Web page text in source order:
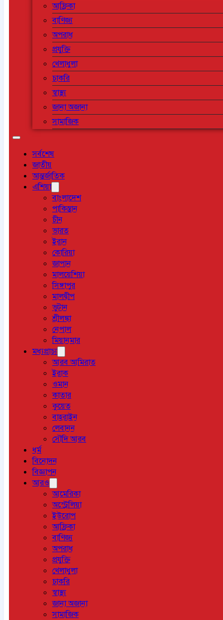
আফ্রিকা
বাণিজ্য
অপরাধ
প্রযুক্তি
খেলাধুলা
চাকরি
স্বাস্থ্য
জানা অজানা
সামাজিক
সর্বশেষ
জাতীয়
আন্তর্জাতিক
এশিয়া
বাংলাদেশ
পাকিস্তান
চীন
ভারত
ইরান
কোরিয়া
জাপান
মালয়েশিয়া
সিঙ্গাপুর
মালদ্বীপ
ভুটান
শ্রীলঙ্কা
নেপাল
মিয়ানমার
মধ্যপ্রাচ্য
আরব আমিরাত
ইরাক
ওমান
কাতার
কুয়েত
বাহরাইন
লেবানন
সৌদি আরব
ধর্ম
বিনোদন
বিজ্ঞাপন
আরও
আমেরিকা
অস্ট্রেলিয়া
ইউরোপ
আফ্রিকা
বাণিজ্য
অপরাধ
প্রযুক্তি
খেলাধুলা
চাকরি
স্বাস্থ্য
জানা অজানা
সামাজিক